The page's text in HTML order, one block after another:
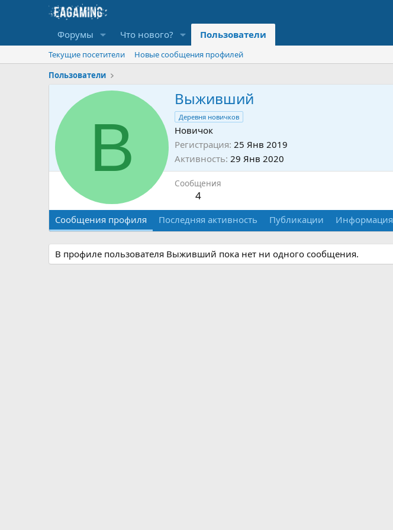
Форумы Что нового? Пользователи
Текущие посетители
Новые сообщения профилей
Пользователи
В
Выживший
Деревня новичков
Новичок
Регистрация 25 Янв 2019
Активность 29 Янв 2020
Сообщения
4
Сообщения профиля Последняя активность Публикации Информация
В профиле пользователя Выживший пока нет ни одного сообщения.